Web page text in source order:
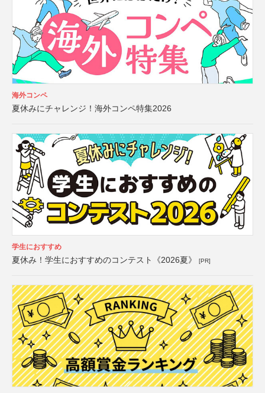
海外コンペ
夏休みにチャレンジ！海外コンペ特集2026
学生におすすめ
夏休み！学生におすすめのコンテスト《2026夏》 [PR]